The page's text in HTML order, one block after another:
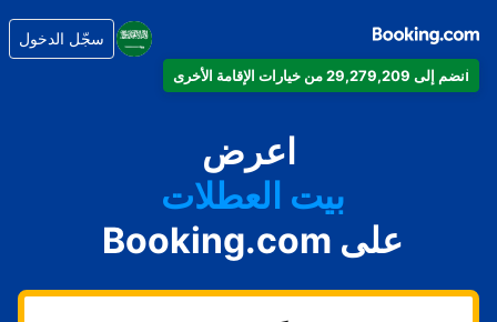
انضم إلى 29,279,209 من خيارات الإقامة الأخرى
سجّل الدخول
اعرض
شقتك
فندقك
بيت العطلات
شقتك الفندقية
منتجعك
على Booking.com